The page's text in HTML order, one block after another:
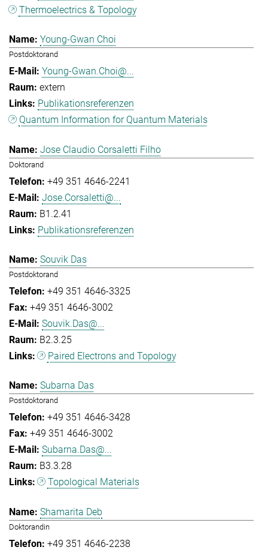
Thermoelectrics & Topology
Young-Gwan Choi
Postdoktorand
Young-Gwan.Choi@...
extern
Publikationsreferenzen
Quantum Information for Quantum Materials
Jose Claudio Corsaletti Filho
Doktorand
+49 351 4646-2241
Jose.Corsaletti@...
B1.2.41
Publikationsreferenzen
Souvik Das
Postdoktorand
+49 351 4646-3325
+49 351 4646-3002
Souvik.Das@...
B2.3.25
Paired Electrons and Topology
Subarna Das
Postdoktorand
+49 351 4646-3428
+49 351 4646-3002
Subarna.Das@...
B3.3.28
Topological Materials
Shamarita Deb
Doktorandin
+49 351 4646-2238